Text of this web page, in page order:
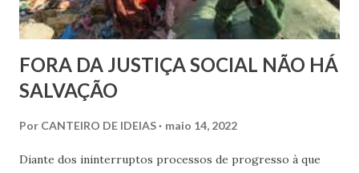
FORA DA JUSTIÇA SOCIAL NÃO HÁ
SALVAÇÃO
Por CANTEIRO DE IDEIAS maio 14, 2022
Diante dos ininterruptos processos de progresso à que